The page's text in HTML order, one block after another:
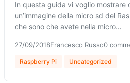
In questa guida vi voglio mostrare
un’immagine della micro sd del
che sono che avete nella micro…
27/09/2018Francesco Russo0
Raspberry Pi Uncategorized